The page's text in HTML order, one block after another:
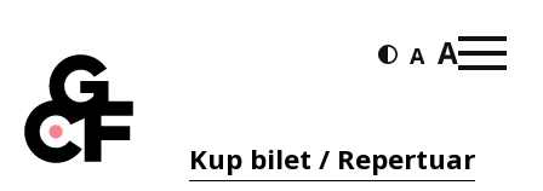
Kup bilet / Repertuar